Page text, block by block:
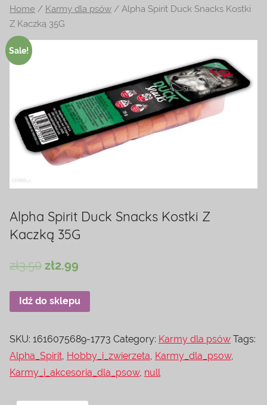
na
temat
terrarystyki
i
Home / Karmy dla psów / Alpha Spirit Duck Snacks Kostki
Z Kaczką 35G
Sale!
Alpha Spirit Duck Snacks Kostki Z
Kaczką 35G
zł3.50 zł2.99
Idź do sklepu
SKU: 1616075689-1773 Category: Karmy dla psów Tags:
Alpha_Spirit, Hobby_i_zwierzeta, Karmy_dla_psow,
Karmy_i_akcesoria_dla_psow, null